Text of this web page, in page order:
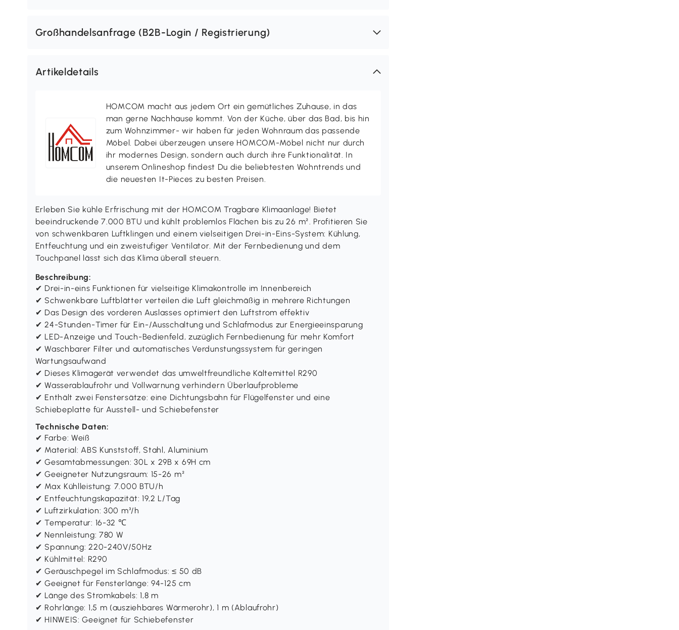
Großhandelsanfrage (B2B-Login / Registrierung)
Artikeldetails
HOMCOM macht aus jedem Ort ein gemütliches Zuhause, in das
man gerne Nachhause kommt. Von der Küche, über das Bad, bis hin
zum Wohnzimmer- wir haben für jeden Wohnraum das passende
Möbel. Dabei überzeugen unsere HOMCOM-Möbel nicht nur durch
ihr modernes Design, sondern auch durch ihre Funktionalität. In
unserem Onlineshop findest Du die beliebtesten Wohntrends und
die neuesten It-Pieces zu besten Preisen.
Erleben Sie kühle Erfrischung mit der HOMCOM Tragbare Klimaanlage! Bietet
beeindruckende 7.000 BTU und kühlt problemlos Flächen bis zu 26 m². Profitieren Sie
von schwenkbaren Luftklingen und einem vielseitigen Drei-in-Eins-System: Kühlung,
Entfeuchtung und ein zweistufiger Ventilator. Mit der Fernbedienung und dem
Touchpanel lässt sich das Klima überall steuern.
Beschreibung:
✔ Drei-in-eins Funktionen für vielseitige Klimakontrolle im Innenbereich
✔ Schwenkbare Luftblätter verteilen die Luft gleichmäßig in mehrere Richtungen
✔ Das Design des vorderen Auslasses optimiert den Luftstrom effektiv
✔ 24-Stunden-Timer für Ein-/Ausschaltung und Schlafmodus zur Energieeinsparung
✔ LED-Anzeige und Touch-Bedienfeld, zuzüglich Fernbedienung für mehr Komfort
✔ Waschbarer Filter und automatisches Verdunstungssystem für geringen
Wartungsaufwand
✔ Dieses Klimagerät verwendet das umweltfreundliche Kältemittel R290
✔ Wasserablaufrohr und Vollwarnung verhindern Überlaufprobleme
✔ Enthält zwei Fenstersätze: eine Dichtungsbahn für Flügelfenster und eine
Schiebeplatte für Ausstell- und Schiebefenster
Technische Daten:
✔ Farbe: Weiß
✔ Material: ABS Kunststoff, Stahl, Aluminium
✔ Gesamtabmessungen: 30L x 29B x 69H cm
✔ Geeigneter Nutzungsraum: 15-26 m²
✔ Max Kühlleistung: 7.000 BTU/h
✔ Entfeuchtungskapazität: 19,2 L/Tag
✔ Luftzirkulation: 300 m³/h
✔ Temperatur: 16-32 ℃
✔ Nennleistung: 780 W
✔ Spannung: 220-240V/50Hz
✔ Kühlmittel: R290
✔ Geräuschpegel im Schlafmodus: ≤ 50 dB
✔ Geeignet für Fensterlänge: 94-125 cm
✔ Länge des Stromkabels: 1,8 m
✔ Rohrlänge: 1,5 m (ausziehbares Wärmerohr), 1 m (Ablaufrohr)
✔ HINWEIS: Geeignet für Schiebefenster